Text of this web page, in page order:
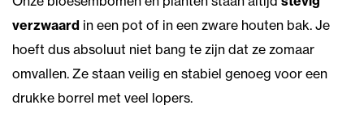
verzwaard in een pot of in een zware houten bak. Je
hoeft dus absoluut niet bang te zijn dat ze zomaar
omvallen. Ze staan veilig en stabiel genoeg voor een
drukke borrel met veel lopers.